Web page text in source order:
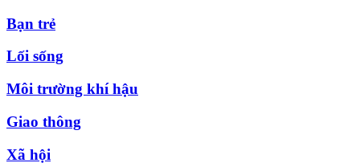
Bạn trẻ
Lối sống
Môi trường khí hậu
Giao thông
Xã hội